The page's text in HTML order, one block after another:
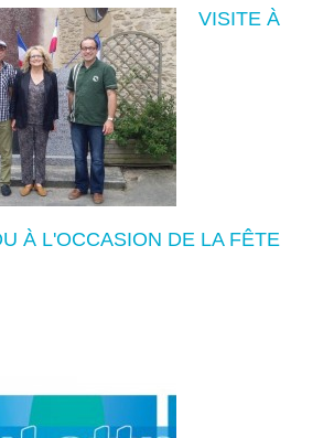
VISITE À
À L'OCCASION DE LA FÊTE